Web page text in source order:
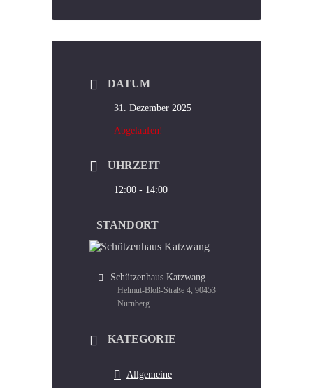
DATUM
31. Dezember 2025
Abgelaufen!
UHRZEIT
12:00 - 14:00
STANDORT
Schützenhaus Katzwang
Helmut-Bloß-Straße 4, 90453
Nürnberg
KATEGORIE
Allgemeine